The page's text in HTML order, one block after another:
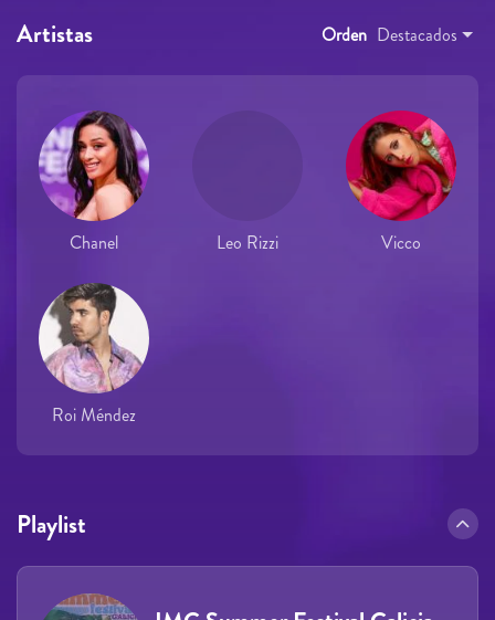
Artistas Orden Destacados
Chanel Leo Rizzi Vicco
Roi Méndez
Playlist